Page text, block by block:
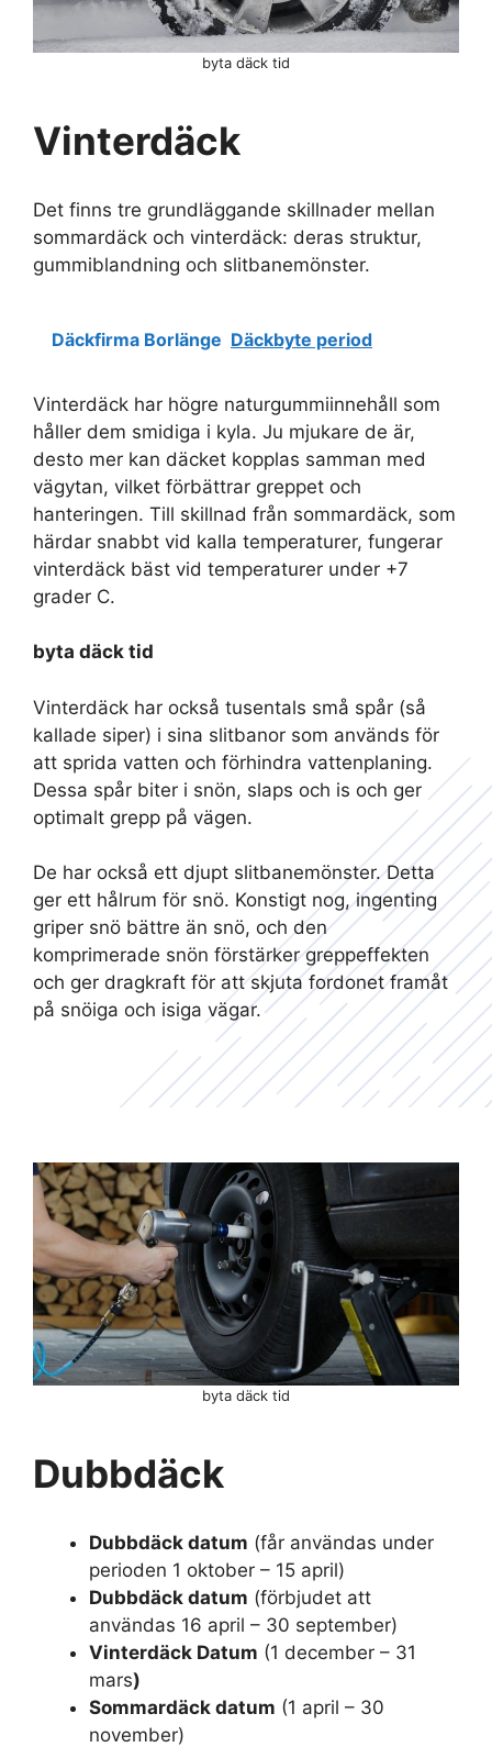
Vinterdäck
Det finns tre grundläggande skillnader mellan
sommardäck och vinterdäck: deras struktur,
gummiblandning och slitbanemönster.
Däckfirma Borlänge Däckbyte period
Vinterdäck har högre naturgummiinnehåll som
håller dem smidiga i kyla. Ju mjukare de är,
desto mer kan däcket kopplas samman med
vägytan, vilket förbättrar greppet och
hanteringen. Till skillnad från sommardäck, som
härdar snabbt vid kalla temperaturer, fungerar
vinterdäck bäst vid temperaturer under +7
grader C.
byta däck tid
Vinterdäck har också tusentals små spår (så
kallade siper) i sina slitbanor som används för
att sprida vatten och förhindra vattenplaning.
Dessa spår biter i snön, slaps och is och ger
optimalt grepp på vägen.
De har också ett djupt slitbanemönster. Detta
ger ett hålrum för snö. Konstigt nog, ingenting
griper snö bättre än snö, och den
komprimerade snön förstärker greppeffekten
och ger dragkraft för att skjuta fordonet framåt
på snöiga och isiga vägar.
byta däck tid
byta däck tid
Dubbdäck
Dubbdäck datum (får användas under
perioden 1 oktober – 15 april)
Dubbdäck datum (förbjudet att
användas 16 april – 30 september)
Vinterdäck Datum (1 december – 31
mars)
Sommardäck datum (1 april – 30
november)